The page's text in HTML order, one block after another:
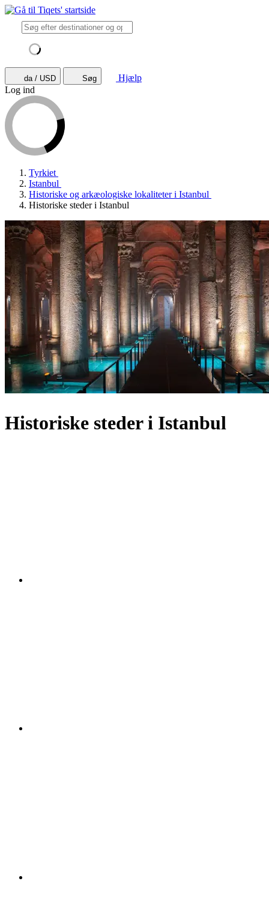
da / USD Søg
Hjælp
Log ind
Tyrkiet
Istanbul
Historiske og arkæologiske lokaliteter i Istanbul
Historiske steder i Istanbul
Historiske steder i Istanbul